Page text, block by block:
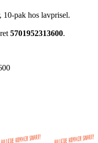
10-pak hos lavprisel.
5701952313600.